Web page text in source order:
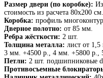
Размер двери (по коробке):
стоимость из расчета 80х200 см.
Коробка: профиль
Дверное полотно: от 85 мм.
Ребра жёсткости: 2 шт.
Толщина металла: лист от
3 мм. +4500 р., 4 мм. +5800 р.,
Петли: 2 шт. подшипниковые
Противосъемные